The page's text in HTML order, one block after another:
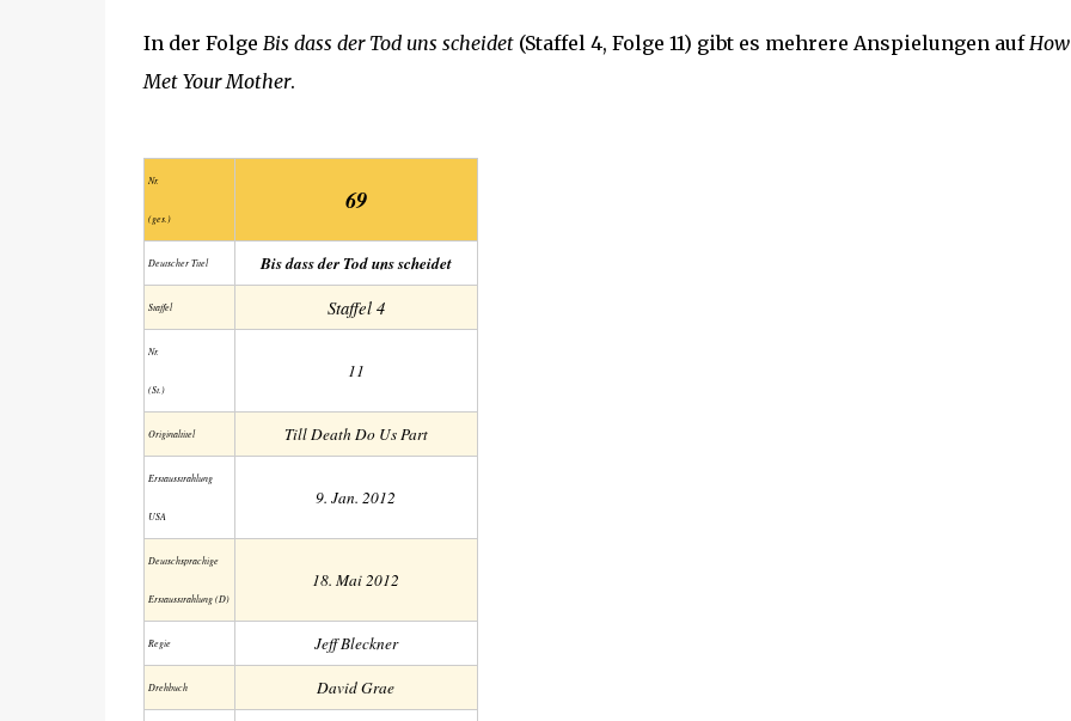
In der Folge Bis dass der Tod uns scheidet(Staffel 4, Folge 11) gibt es mehrere Anspielungen auf
Met Your Mother.
Nr.
(ges.)
69
Deutscher Titel Bis dass der Tod uns scheidet
Staffel Staffel 4
Nr.
(St.)
11
Original­titel Till Death Do Us Part
Erstaus­strahlung
USA
9. Jan. 2012
Deutsch­sprachige
Erstaus­strahlung (D)
18. Mai 2012
Regie Jeff Bleckner
Drehbuch David Grae